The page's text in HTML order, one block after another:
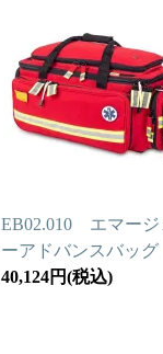
EB02.010 エマージ
ーアドバンスバッグ
40,124円(税込)